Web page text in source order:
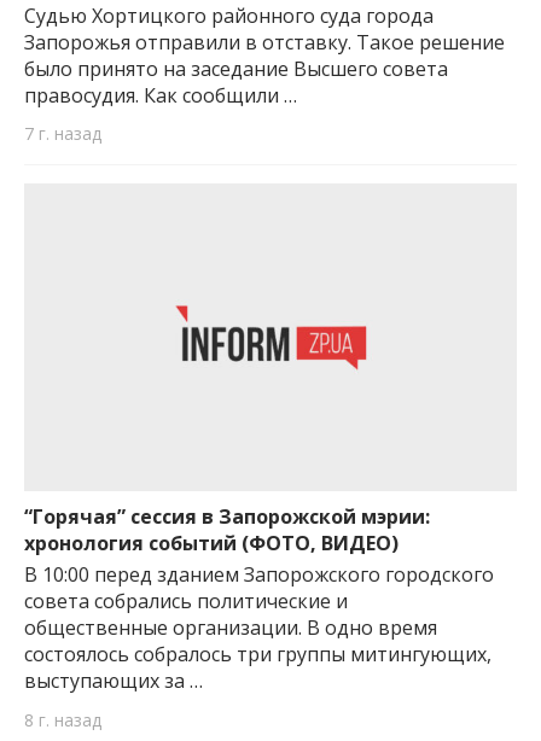
Судью Хортицкого районного суда города
Запорожья отправили в отставку. Такое решение
было принято на заседание Высшего совета
правосудия. Как сообщили …
7 г. назад
“Горячая” сессия в Запорожской мэрии:
хронология событий (ФОТО, ВИДЕО)
В 10:00 перед зданием Запорожского городского
совета собрались политические и
общественные организации. В одно время
состоялось собралось три группы митингующих,
выступающих за …
8 г. назад